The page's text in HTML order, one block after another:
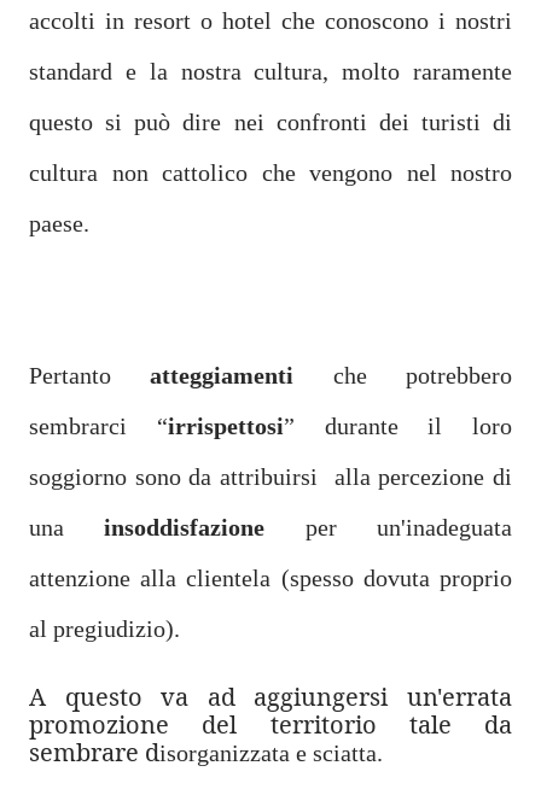
accolti in resort o hotel che conoscono i nostri
standard e la nostra cultura, molto raramente
questo si può dire nei confronti dei turisti di
cultura non cattolico che vengono nel nostro
paese.
Pertantoatteggiamenti che potrebbero
sembrarci “irrispettosi” durante il loro
soggiorno sono da attribuirsi alla percezione di
unainsoddisfazione per un'inadeguata
attenzione alla clientela (spesso dovuta proprio
al pregiudizio).
A questo va ad aggiungersi un'errata
promozione del territorio tale da
sembrare disorganizzata e sciatta.